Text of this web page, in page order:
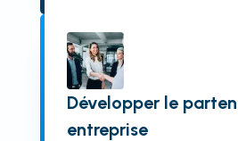
Développer le
entreprise